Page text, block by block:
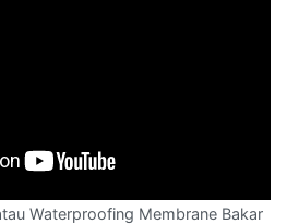
Waterproofing Membrane Bakar